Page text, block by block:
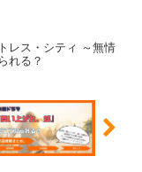
レス・シティ ～無情
れる？